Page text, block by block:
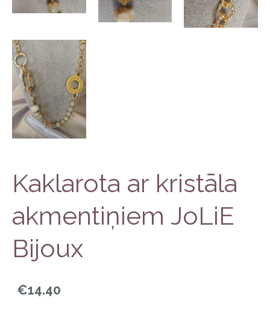
Kaklarota ar kristāla
akmentiņiem JoLiE
Bijoux
€14.40